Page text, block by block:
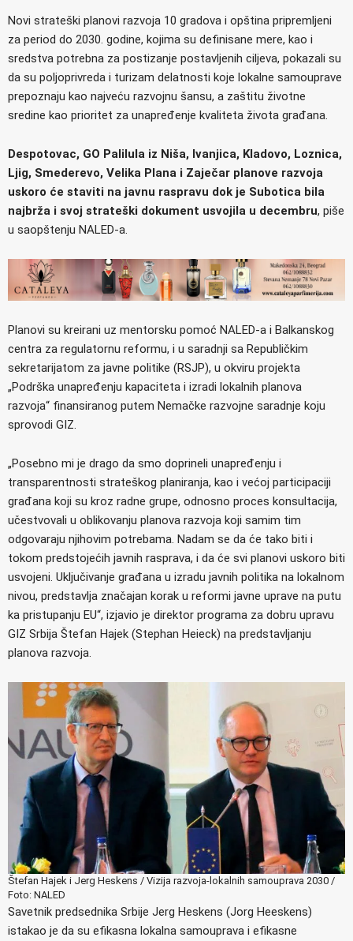
Novi strateški planovi razvoja 10 gradova i opština pripremljeni
za period do 2030. godine, kojima su definisane mere, kao i
sredstva potrebna za postizanje postavljenih ciljeva, pokazali su
da su poljoprivreda i turizam delatnosti koje lokalne samouprave
prepoznaju kao najveću razvojnu šansu, a zaštitu životne
sredine kao prioritet za unapređenje kvaliteta života građana.
Despotovac, GO Palilula iz Niša, Ivanjica, Kladovo, Loznica,
Ljig, Smederevo, Velika Plana i Zaječar planove razvoja
uskoro će staviti na javnu raspravu dok je Subotica bila
najbrža i svoj strateški dokument usvojila u decembru, piše
u saopštenju NALED-a.
Planovi su kreirani uz mentorsku pomoć NALED-a i Balkanskog
centra za regulatornu reformu, i u saradnji sa Republičkim
sekretarijatom za javne politike (RSJP), u okviru projekta
„Podrška unapređenju kapaciteta i izradi lokalnih planova
razvoja“ finansiranog putem Nemačke razvojne saradnje koju
sprovodi GIZ.
„Posebno mi je drago da smo doprineli unapređenju i
transparentnosti strateškog planiranja, kao i većoj participaciji
građana koji su kroz radne grupe, odnosno proces konsultacija,
učestvovali u oblikovanju planova razvoja koji samim tim
odgovaraju njihovim potrebama. Nadam se da će tako biti i
tokom predstojećih javnih rasprava, i da će svi planovi uskoro biti
usvojeni. Uključivanje građana u izradu javnih politika na lokalnom
nivou, predstavlja značajan korak u reformi javne uprave na putu
ka pristupanju EU“, izjavio je direktor programa za dobru upravu
GIZ Srbija Štefan Hajek (Stephan Heieck) na predstavljanju
planova razvoja.
Štefan Hajek i Jerg Heskens / Vizija razvoja-lokalnih samouprava 2030 /
Foto: NALED
Savetnik predsednika Srbije Jerg Heskens (Jorg Heeskens)
istakao je da su efikasna lokalna samouprava i efikasne